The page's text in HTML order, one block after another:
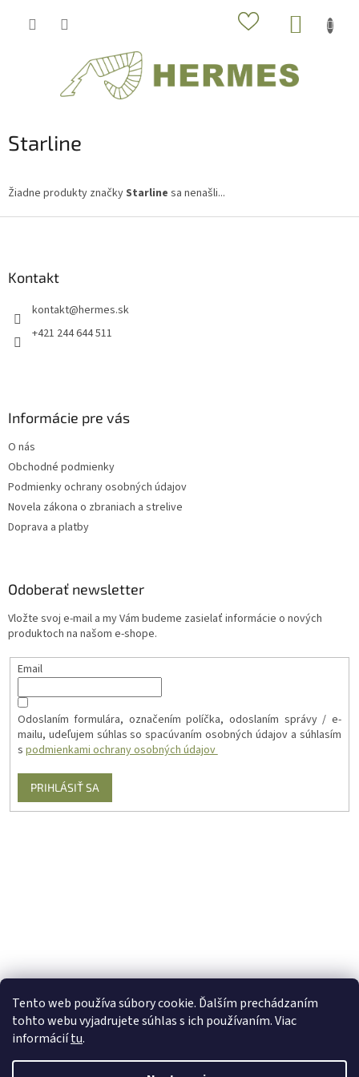
Tento web používa súbory cookie. Ďalším prechádzaním
tohto webu vyjadrujete súhlas s ich používaním. Viac
informáciítu.
Starline
Žiadne produkty značkyStarline sa nenašli...
Kontakt
kontakt@hermes.sk
+421 244 644 511
Informácie pre vás
O nás
Obchodné podmienky
Podmienky ochrany osobných údajov
Novela zákona o zbraniach a strelive
Doprava a platby
Odoberať newsletter
Vložte svoj e-mail a my Vám budeme zasielať informácie o nových
produktoch na našom e-shope.
Email
Odoslaním formulára, označením políčka, odoslaním správy / e-
mailu, udeľujem súhlas so spacúvaním osobných údajov a súhlasím
s podmienkami ochrany osobných údajov
PRIHLÁSIŤ SA